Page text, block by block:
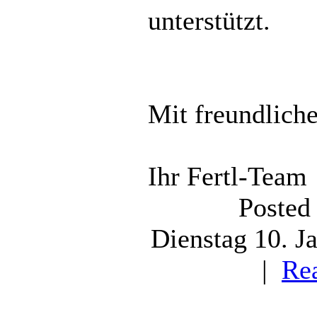
unterstützt.
Mit
Ihr Fertl-Team
Dienstag 10.
|